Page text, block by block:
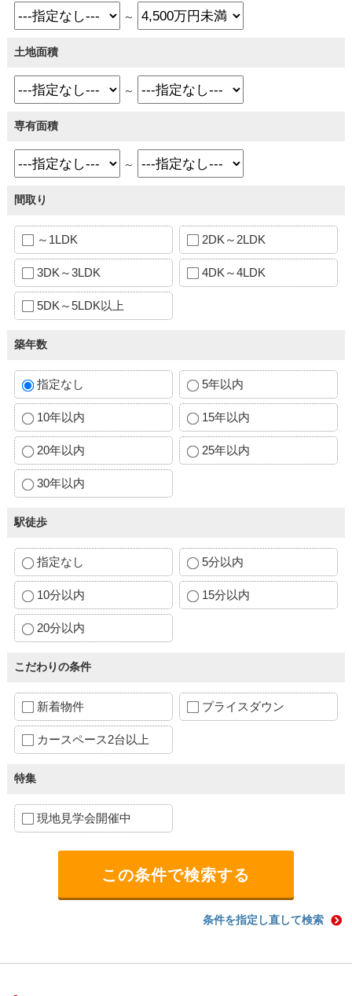
～
土地面積
～
専有面積
～
間取り
～1LDK 2DK～2LDK
3DK～3LDK 4DK～4LDK
5DK～5LDK以上
築年数
指定なし 5年以内
10年以内 15年以内
20年以内 25年以内
30年以内
駅徒歩
指定なし 5分以内
10分以内 15分以内
20分以内
こだわりの条件
新着物件 プライスダウン
カースペース2台以上
特集
現地見学会開催中
条件を指定し直して検索